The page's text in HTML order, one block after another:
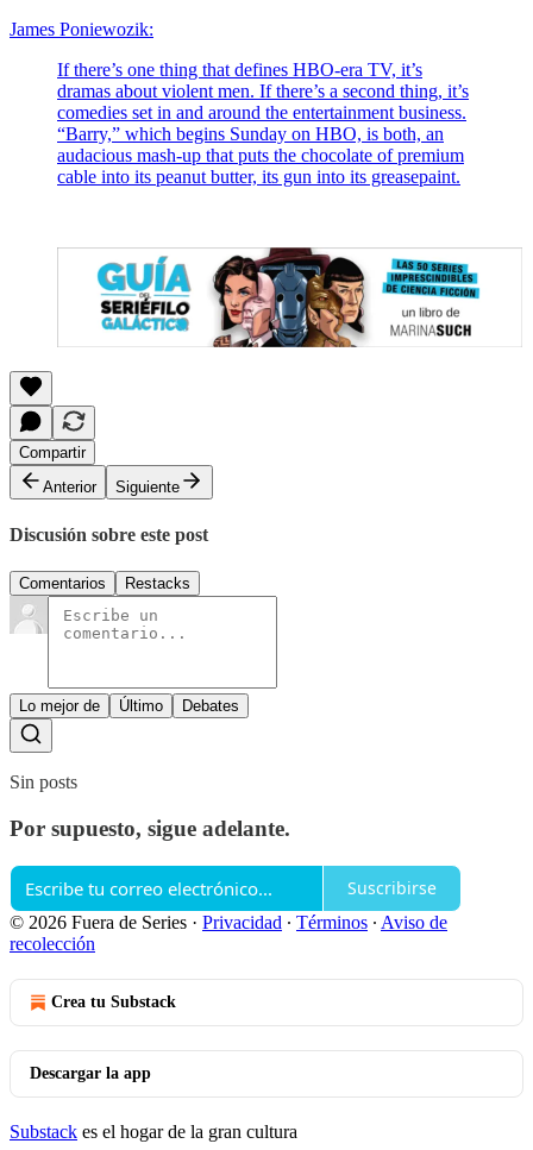
James Poniewozik:
If there’s one thing that defines HBO-era TV, it’s
dramas about violent men. If there’s a second thing, it’s
comedies set in and around the entertainment business.
“Barry,” which begins Sunday on HBO, is both, an
audacious mash-up that puts the chocolate of premium
cable into its peanut butter, its gun into its greasepaint.
Compartir
Anterior
Siguiente
Discusión sobre este post
Comentarios Restacks
Lo mejor de Último Debates
Sin posts
Por supuesto, sigue adelante.
Suscribirse
© 2026 Fuera de Series · Privacidad ∙ Términos ∙ Aviso de
recolección
Crea tu Substack
Descargar la app
Substack es el hogar de la gran cultura